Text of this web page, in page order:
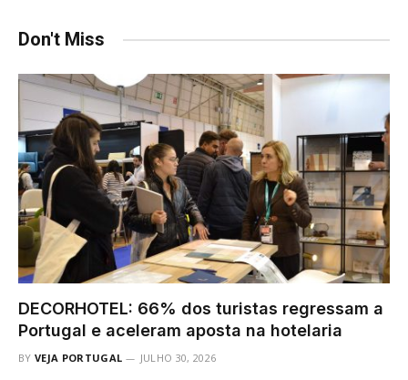
Don't Miss
DECORHOTEL: 66% dos turistas regressam a
Portugal e aceleram aposta na hotelaria
BY VEJA PORTUGAL JULHO 30, 2026